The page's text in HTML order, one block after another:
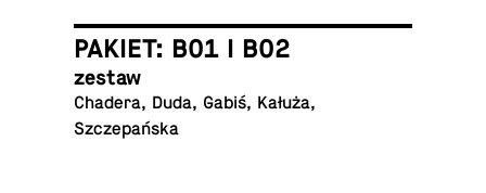
PAKIET: B01 I B02
zestaw
Chadera, Duda, Gabiś, Kałuża,
Szczepańska